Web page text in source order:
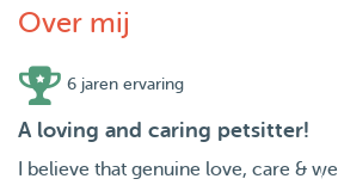
Over mij
6 jaren ervaring
A loving and caring petsitter!
I believe that genuine love, care &